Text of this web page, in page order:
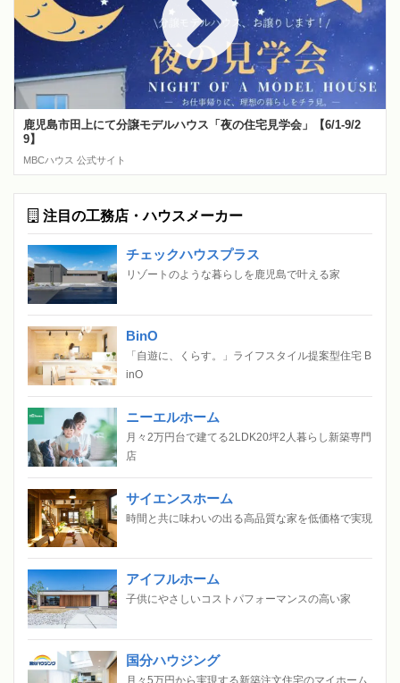
鹿児島市田上にて分譲モデルハウス「夜の住宅見学会」【6/1-9/2
9】
MBCハウス 公式サイト
注目の工務店・ハウスメーカー
チェックハウスプラス
リゾートのような暮らしを鹿児島で叶える家
BinO
「自遊に、くらす。」ライフスタイル提案型住宅 B
inO
ニーエルホーム
月々2万円台で建てる2LDK20坪2人暮らし新築専門
店
サイエンスホーム
時間と共に味わいの出る高品質な家を低価格で実現
アイフルホーム
子供にやさしいコストパフォーマンスの高い家
国分ハウジング
月々5万円から実現する新築注文住宅のマイホーム